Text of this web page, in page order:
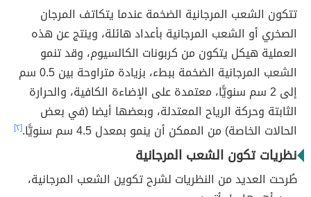
تتكون الشعب المرجانية الضخمة عندما يتكاتف المرجان
الصخري أو الشعب المرجانية بأعداد هائلة، وينتج عن هذه
العملية هيكل يتكون من كربونات الكالسيوم، وقد تنمو
الشعب المرجانية الضخمة ببطء، بزيادة متراوحة بين 0.5 سم
إلى 2 سم سنويًّا، معتمدة على الإضاءة الكافية، والحرارة
الثابتة وحركة الرياح المعتدلة، وبعضها أيضا (في بعض
الحالات الخاصة) من الممكن أن ينمو بمعدل 4.5 سم سنويًّا.
[٢]
نظريات تكون الشعب المرجانية
طُرحت العديد من النظريات لشرح تكوين الشعب المرجانية،